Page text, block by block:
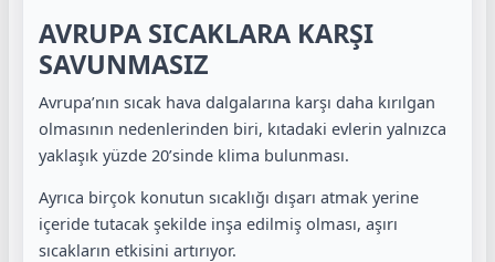
AVRUPA SICAKLARA KARŞI
SAVUNMASIZ
Avrupa’nın sıcak hava dalgalarına karşı daha kırılgan
olmasının nedenlerinden biri, kıtadaki evlerin yalnızca
yaklaşık yüzde 20’sinde klima bulunması.
Ayrıca birçok konutun sıcaklığı dışarı atmak yerine
içeride tutacak şekilde inşa edilmiş olması, aşırı
sıcakların etkisini artırıyor.